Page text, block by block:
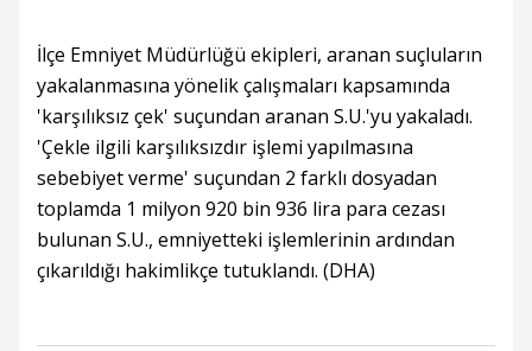
İlçe Emniyet Müdürlüğü ekipleri, aranan suçluların
yakalanmasına yönelik çalışmaları kapsamında
'karşılıksız çek' suçundan aranan S.U.'yu yakaladı.
'Çekle ilgili karşılıksızdır işlemi yapılmasına
sebebiyet verme' suçundan 2 farklı dosyadan
toplamda 1 milyon 920 bin 936 lira para cezası
bulunan S.U., emniyetteki işlemlerinin ardından
çıkarıldığı hakimlikçe tutuklandı. (DHA)